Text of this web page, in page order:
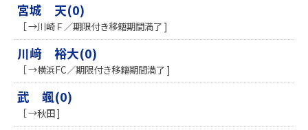
宮城 天(0)
［ →川崎Ｆ／期限付き移籍期間満了 ]
川﨑 裕大(0)
［ →横浜FC／期限付き移籍期間満了 ]
武 颯(0)
［ →秋田 ]